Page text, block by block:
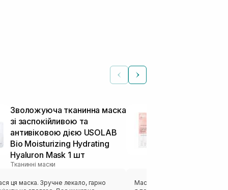
Зволожуюча тканинна маска
зі заспокійливою та
антивіковою дією USOLAB
Bio Moisturizing Hydrating
Hyaluron Mask 1 шт
Тканинні маски
Зручне лекало, гарно
Маска відзначилась своєю